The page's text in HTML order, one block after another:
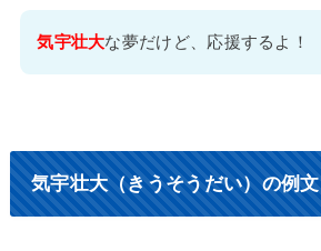
気宇壮大な夢だけど、応援するよ！
気宇壮大（きうそうだい）の例文